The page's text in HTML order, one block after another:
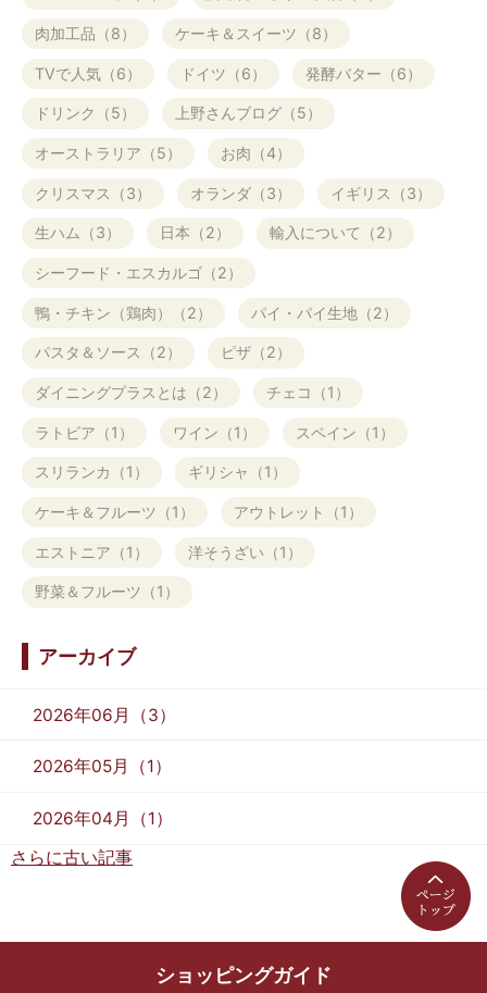
肉加工品（8） ケーキ＆スイーツ（8）
TVで人気（6） ドイツ（6） 発酵バター（6）
ドリンク（5） 上野さんブログ（5）
オーストラリア（5） お肉（4）
クリスマス（3） オランダ（3） イギリス（3）
生ハム（3） 日本（2） 輸入について（2）
シーフード・エスカルゴ（2）
鴨・チキン（鶏肉）（2） パイ・パイ生地（2）
パスタ＆ソース（2） ピザ（2）
ダイニングプラスとは（2） チェコ（1）
ラトビア（1） ワイン（1） スペイン（1）
スリランカ（1） ギリシャ（1）
ケーキ＆フルーツ（1） アウトレット（1）
エストニア（1） 洋そうざい（1）
野菜＆フルーツ（1）
アーカイブ
2026年06月（3）
2026年05月（1）
2026年04月（1）
さらに古い記事
ショッピングガイド